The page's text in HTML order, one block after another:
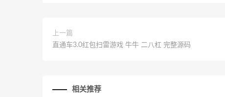
上一篇
直通车3.0红包扫雷游戏 牛牛 二八杠 完整源码
相关推荐